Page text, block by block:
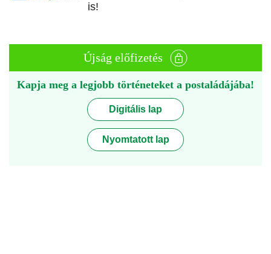
is!
Újság előfizetés
Kapja meg a legjobb történeteket a postaládájába!
Digitális lap
Nyomtatott lap